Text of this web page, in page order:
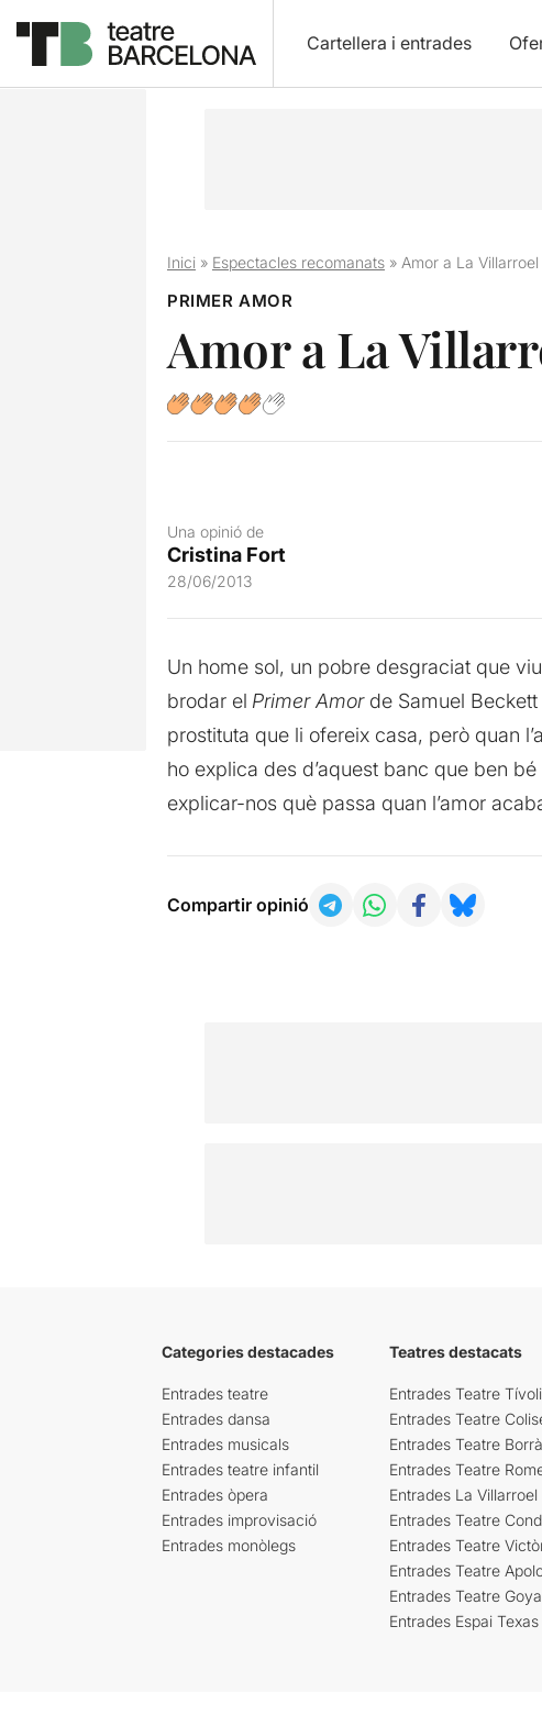
Cartellera i entrades
Inici» Espectacles recomanats» Amor a La Villarroel
PRIMER AMOR
Amor a La
Una opinió de
Cristina Fort
28/06/2013
Un home sol, un pobre desgraciat que
brodar el Primer Amorde Samuel Beckett
prostituta que li ofereix casa, però quan
ho explica des d’aquest banc que ben
explicar-nos què passa quan l’amor
Compartir opinió
Categories destacades
Entrades teatre
Entrades dansa
Entrades musicals
Entrades teatre infantil
Entrades òpera
Entrades improvisació
Entrades monòlegs
Teatres destacats
Entrades Teatre Tívoli
Entrades Teatre
Entrades Teatre
Entrades Teatre
Entrades La Villarroel
Entrades Teatre
Entrades Teatre
Entrades Teatre
Entrades Teatre Goya
Entrades Espai Texas